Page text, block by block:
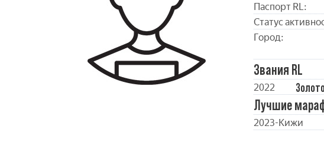
Паспорт RL:
Статус
Город:
Звания RL
2022
Лучшие
2023-Кижи